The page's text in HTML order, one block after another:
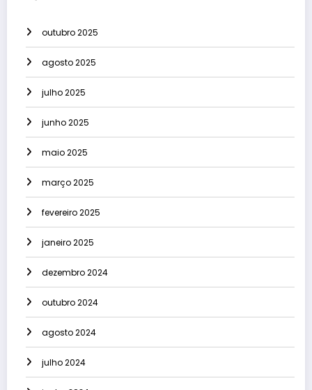
outubro 2025
agosto 2025
julho 2025
junho 2025
maio 2025
março 2025
fevereiro 2025
janeiro 2025
dezembro 2024
outubro 2024
agosto 2024
julho 2024